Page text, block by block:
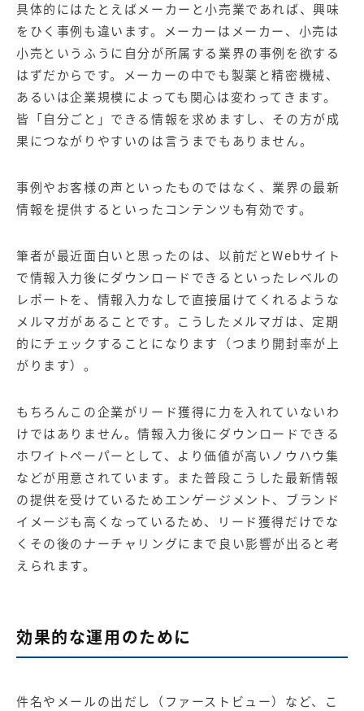
具体的にはたとえばメーカーと小売業であれば、興味
をひく事例も違います。メーカーはメーカー、小売は
小売というふうに自分が所属する業界の事例を欲する
はずだからです。メーカーの中でも製薬と精密機械、
あるいは企業規模によっても関心は変わってきます。
皆「自分ごと」できる情報を求めますし、その方が成
果につながりやすいのは言うまでもありません。
事例やお客様の声といったものではなく、業界の最新
情報を提供するといったコンテンツも有効です。
筆者が最近面白いと思ったのは、以前だとWebサイト
で情報入力後にダウンロードできるといったレベルの
レポートを、情報入力なしで直接届けてくれるような
メルマガがあることです。こうしたメルマガは、定期
的にチェックすることになります（つまり開封率が上
がります）。
もちろんこの企業がリード獲得に力を入れていないわ
けではありません。情報入力後にダウンロードできる
ホワイトペーパーとして、より価値が高いノウハウ集
などが用意されています。また普段こうした最新情報
の提供を受けているためエンゲージメント、ブランド
イメージも高くなっているため、リード獲得だけでな
くその後のナーチャリングにまで良い影響が出ると考
えられます。
効果的な運用のために
件名やメールの出だし（ファーストビュー）など、こ